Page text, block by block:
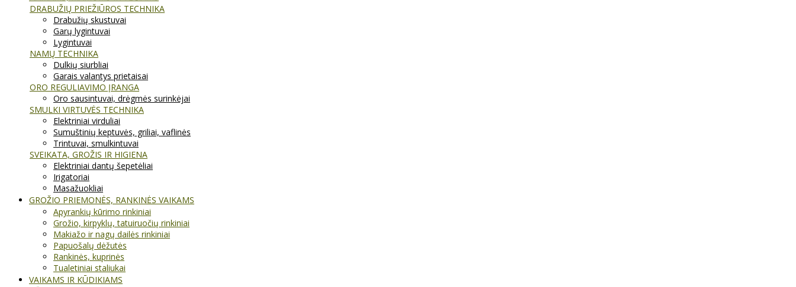
DRABUŽIŲ PRIEŽIŪROS TECHNIKA
Drabužių skustuvai
Garų lygintuvai
Lygintuvai
NAMŲ TECHNIKA
Dulkių siurbliai
Garais valantys prietaisai
ORO REGULIAVIMO ĮRANGA
Oro sausintuvai, drėgmės surinkėjai
SMULKI VIRTUVĖS TECHNIKA
Elektriniai virduliai
Sumuštinių keptuvės, griliai, vaflinės
Trintuvai, smulkintuvai
SVEIKATA, GROŽIS IR HIGIENA
Elektriniai dantų šepetėliai
Irigatoriai
Masažuokliai
GROŽIO PRIEMONĖS, RANKINĖS VAIKAMS
Apyrankių kūrimo rinkiniai
Grožio, kirpyklų, tatuiruočių rinkiniai
Makiažo ir nagų dailės rinkiniai
Papuošalų dėžutės
Rankinės, kuprinės
Tualetiniai staliukai
VAIKAMS IR KŪDIKIAMS